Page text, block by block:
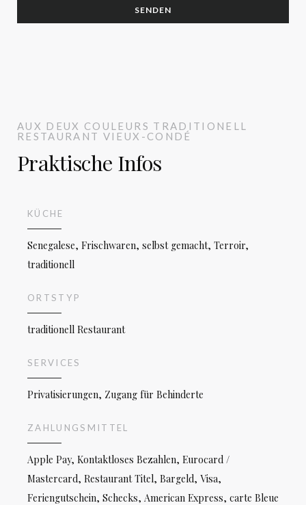
AUX DEUX COULEURS TRADITIONELL
RESTAURANT VIEUX-CONDÉ
Praktische Infos
KÜCHE
Senegalese, Frischwaren, selbst gemacht, Terroir,
traditionell
ORTSTYP
traditionell Restaurant
SERVICES
Privatisierungen, Zugang für Behinderte
ZAHLUNGSMITTEL
Apple Pay, Kontaktloses Bezahlen, Eurocard /
Mastercard, Restaurant Titel, Bargeld, Visa,
Feriengutschein, Schecks, American Express, carte Bleue